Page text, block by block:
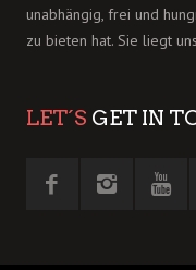
unabhängig, frei und
zu bieten hat. Sie liegt
LET´S GET IN